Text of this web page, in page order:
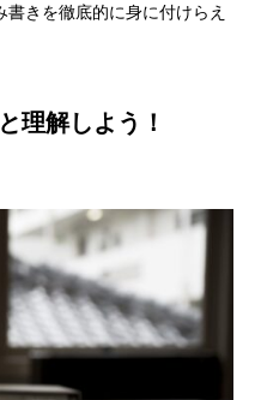
きを徹底的に身に付けらえ
理解しよう！